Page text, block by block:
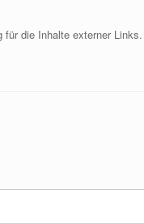
die Inhalte externer